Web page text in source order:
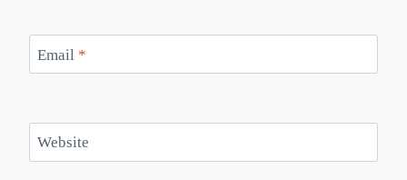
Email *
Website